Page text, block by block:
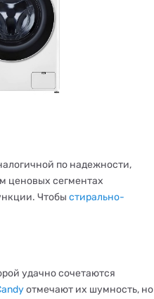
по надежности,
ценовых сегментах
Чтобы стирально-
удачно сочетаются
отмечают их шумность, но